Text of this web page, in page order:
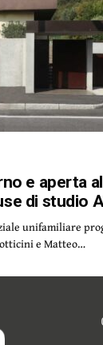
e aperta al
di studio
unifamiliare
e Matteo…